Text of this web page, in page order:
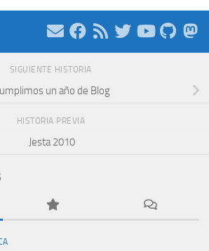
SIGUIENTE HISTORIA
un año de Blog
HISTORIA PREVIA
Jesta 2010